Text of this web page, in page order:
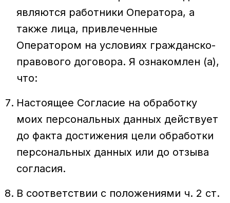
являются работники Оператора, а
также лица, привлеченные
Оператором на условиях гражданско-
правового договора. Я ознакомлен (а),
что:
Настоящее Согласие на обработку
моих персональных данных действует
до факта достижения цели обработки
персональных данных или до отзыва
согласия.
В соответствии с положениями ч. 2 ст.